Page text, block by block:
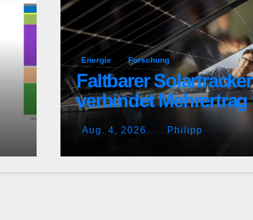
Energie Forschung
Faltbarer Solartracker
verbindet Mehrertrag
mit Wetterschutz
Aug. 4, 2026 Philipp